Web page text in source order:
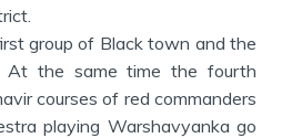
group of Black town and the
At the same time the fourth
courses of red commanders
playing Warshavyanka go